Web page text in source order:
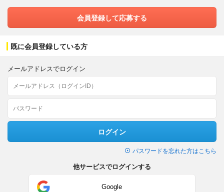
会員登録して応募する
既に会員登録している方
メールアドレスでログイン
ログイン
パスワードを忘れた方はこちら
他サービスでログインする
Google